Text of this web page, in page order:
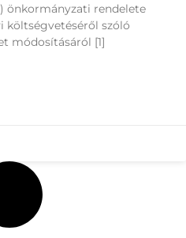
önkormányzati rendelete
költségvetéséről szóló
módosításáról [1]